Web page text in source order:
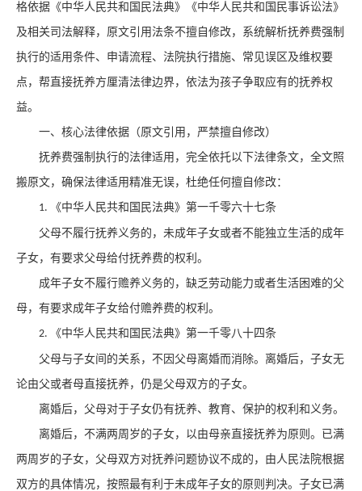
格依据《中华人民共和国民法典》《中华人民共和国民事诉讼法》
及相关司法解释，原文引用法条不擅自修改，系统解析抚养费强制
执行的适用条件、申请流程、法院执行措施、常见误区及维权要
点，帮直接抚养方厘清法律边界，依法为孩子争取应有的抚养权
益。
一、核心法律依据（原文引用，严禁擅自修改）
抚养费强制执行的法律适用，完全依托以下法律条文，全文照
搬原文，确保法律适用精准无误，杜绝任何擅自修改：
1. 《中华人民共和国民法典》第一千零六十七条
父母不履行抚养义务的，未成年子女或者不能独立生活的成年
子女，有要求父母给付抚养费的权利。
成年子女不履行赡养义务的，缺乏劳动能力或者生活困难的父
母，有要求成年子女给付赡养费的权利。
2. 《中华人民共和国民法典》第一千零八十四条
父母与子女间的关系，不因父母离婚而消除。离婚后，子女无
论由父或者母直接抚养，仍是父母双方的子女。
离婚后，父母对于子女仍有抚养、教育、保护的权利和义务。
离婚后，不满两周岁的子女，以由母亲直接抚养为原则。已满
两周岁的子女，父母双方对抚养问题协议不成的，由人民法院根据
双方的具体情况，按照最有利于未成年子女的原则判决。子女已满